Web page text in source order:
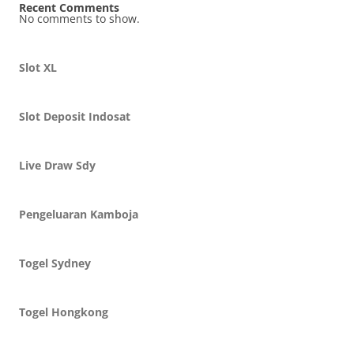
Recent Comments
No comments to show.
Slot XL
Slot Deposit Indosat
Live Draw Sdy
Pengeluaran Kamboja
Togel Sydney
Togel Hongkong